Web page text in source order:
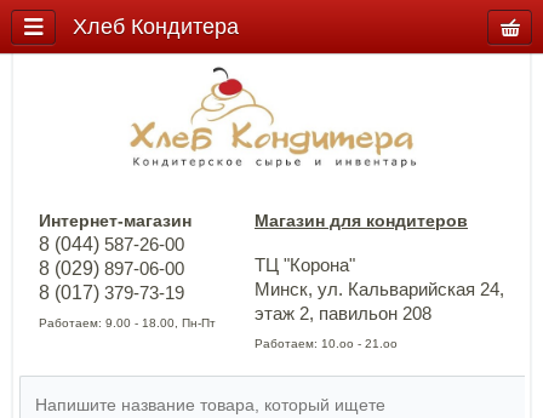
Интернет-магазин
8 (044) 587-26-00
8 (029) 897-06-00
8 (017) 379-73-19
Работаем: 9.00 - 18.00, Пн-Пт
Магазин для кондитеров
ТЦ "Корона"
Минск, ул. Кальварийская 24,
этаж 2, павильон 208
Работаем: 10.оо - 21.оо
Хлеб Кондитера